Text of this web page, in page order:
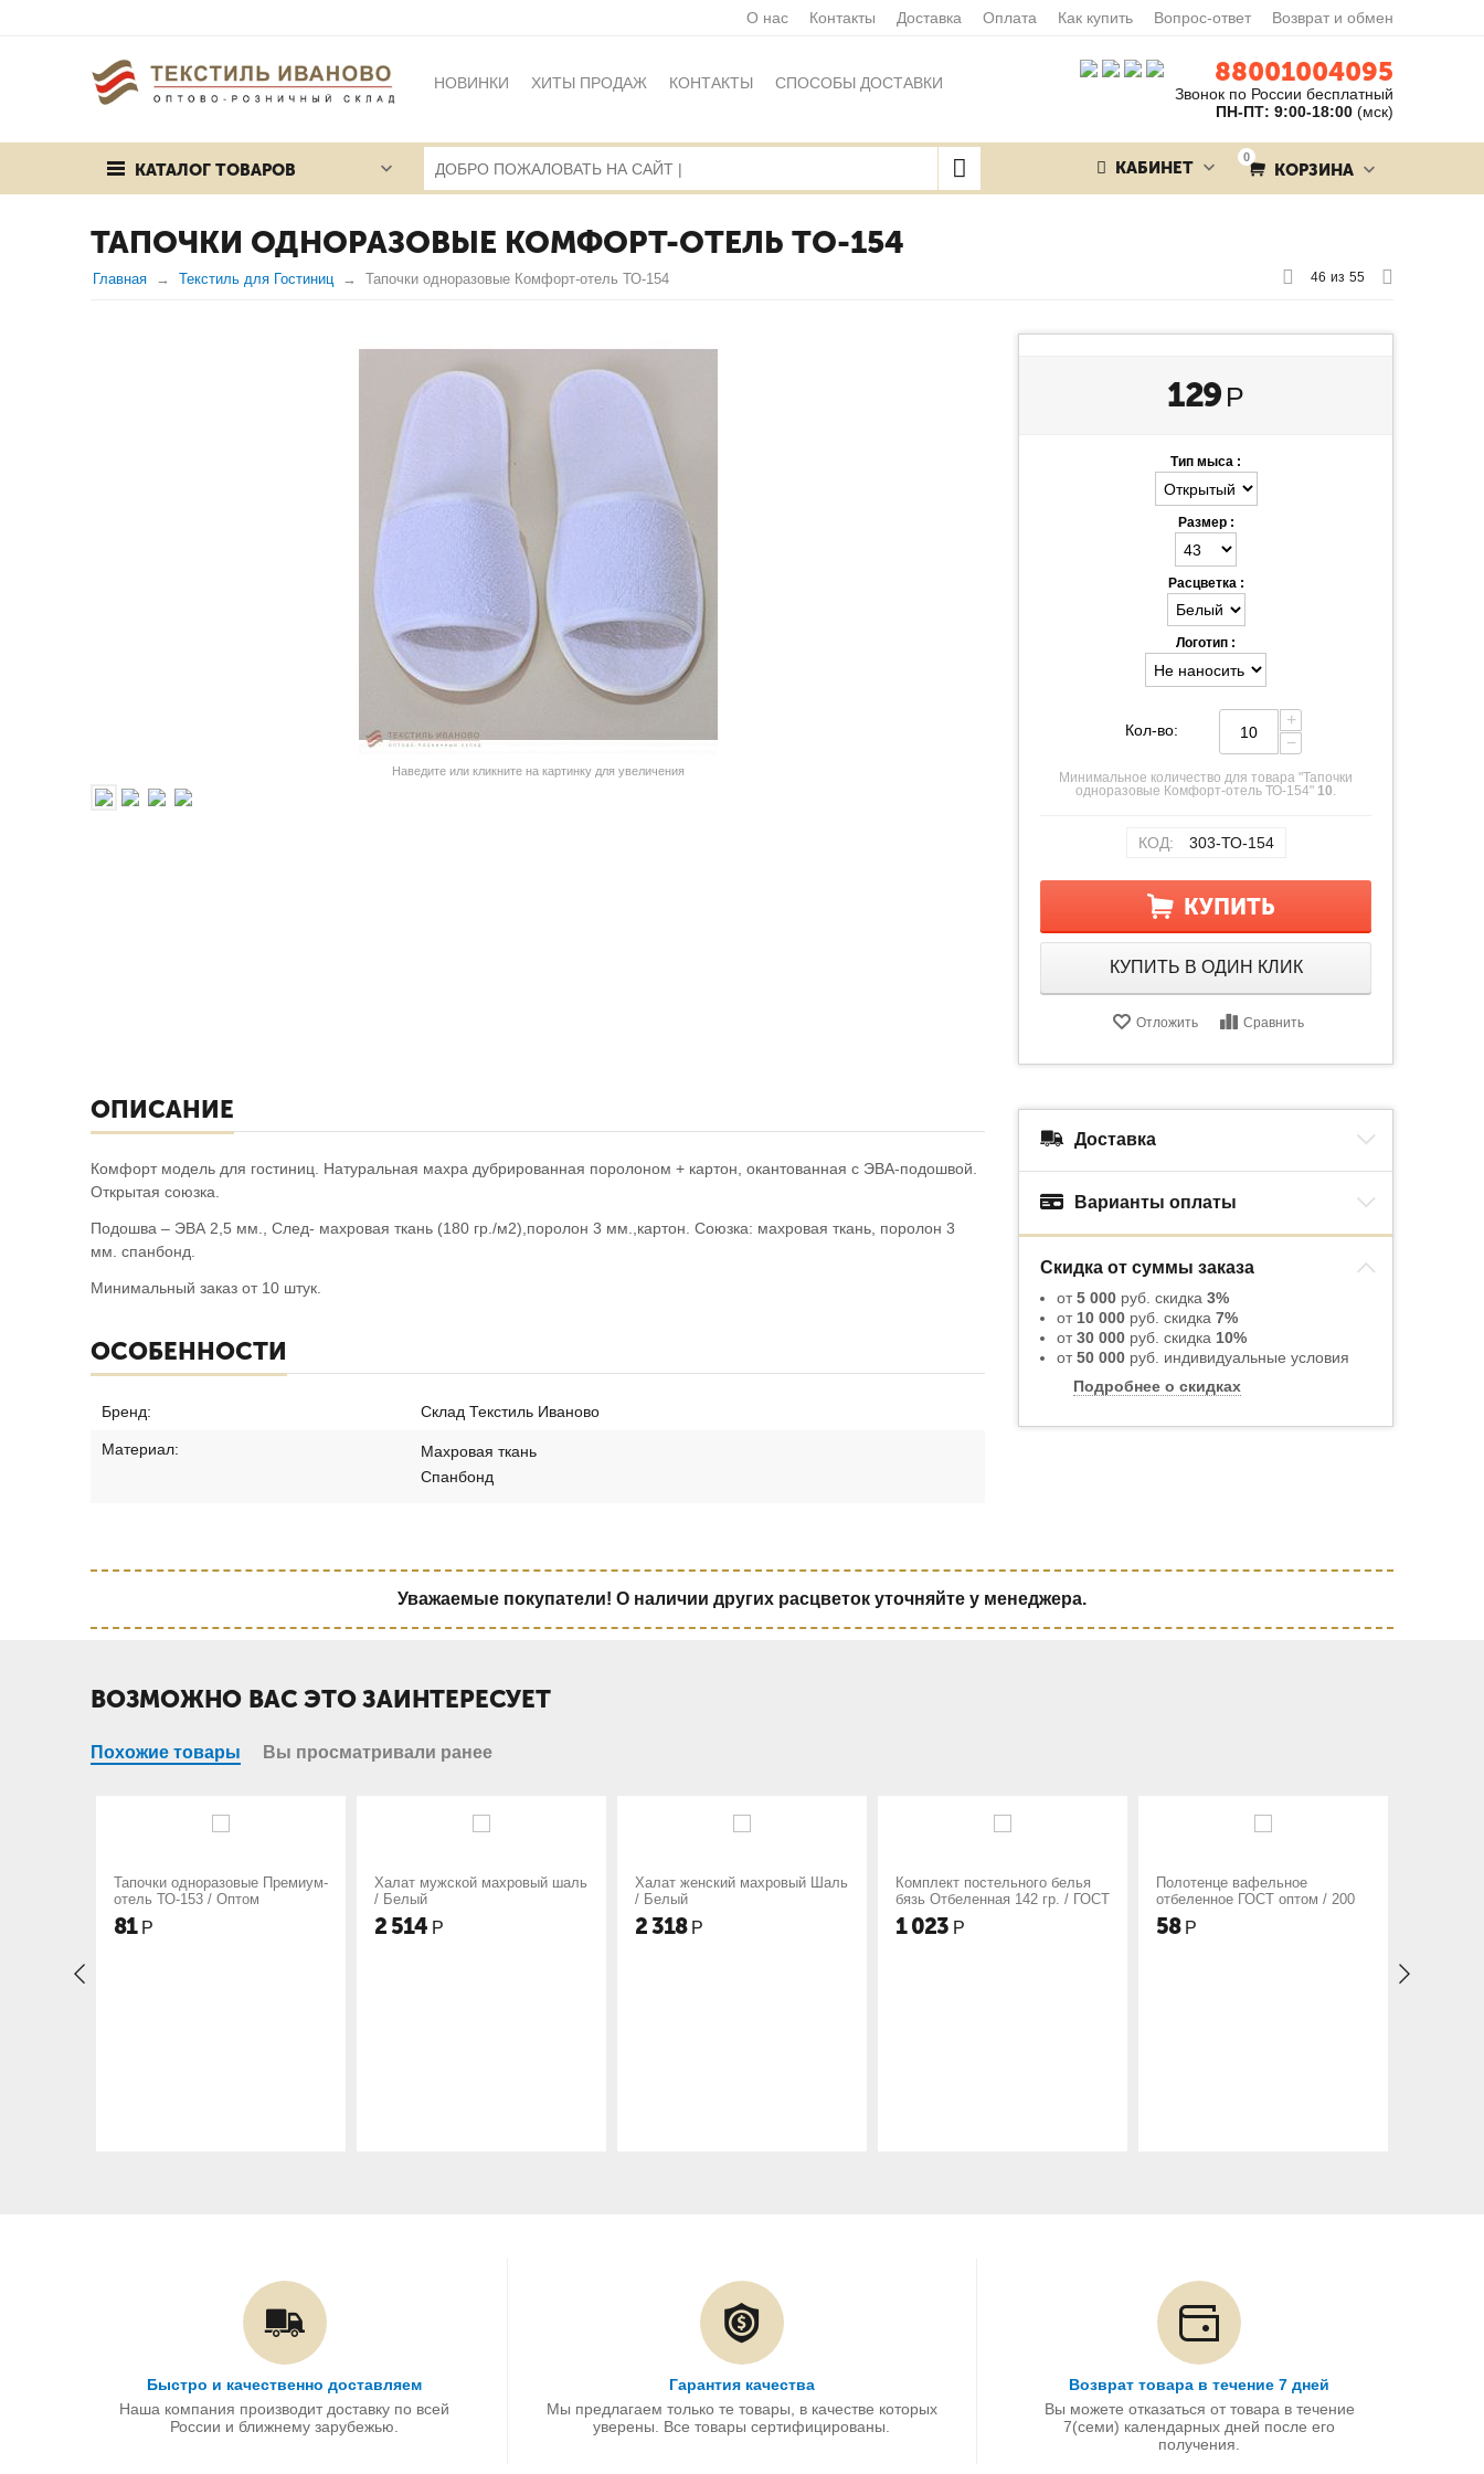
О нас Контакты Доставка Оплата Как купить Вопрос-ответ Возврат и обмен
НОВИНКИ ХИТЫ ПРОДАЖ КОНТАКТЫ СПОСОБЫ ДОСТАВКИ
ПУБЛИЧНАЯ ОФЕРТА КАРТА САЙТА
88001004095
Звонок по России бесплатный
ПН-ПТ: 9:00-18:00 (мск)
КАТАЛОГ ТОВАРОВ
0
КОРЗИНА
КАБИНЕТ
ТАПОЧКИ ОДНОРАЗОВЫЕ КОМФОРТ-ОТЕЛЬ ТО-154
Главная Текстиль для Гостиниц Тапочки одноразовые Комфорт-отель ТО-154 46 из 55
Наведите или кликните на картинку для увеличения
129 Р
Тип мыса :
Размер :
Расцветка :
Логотип :
Кол-во:
+
−
Минимальное количество для товара "Тапочки
одноразовые Комфорт-отель ТО-154" 10.
КОД: 303-ТО-154
КУПИТЬ
КУПИТЬ В ОДИН КЛИК
Отложить Сравнить
ОПИСАНИЕ
Комфорт модель для гостиниц. Натуральная махра дубрированная поролоном + картон, окантованная с ЭВА-подошвой.
Открытая союзка.
Подошва – ЭВА 2,5 мм., След- махровая ткань (180 гр./м2),поролон 3 мм.,картон. Союзка: махровая ткань, поролон 3
мм. спанбонд.
Минимальный заказ от 10 штук.
ОСОБЕННОСТИ
Бренд: Склад Текстиль Иваново
Материал:
Махровая ткань
Спанбонд
Доставка
Варианты оплаты
Скидка от суммы заказа
от5 000 руб. скидка 3%
от 10 000 руб. скидка 7%
от30 000 руб. скидка 10%
от50 000 руб. индивидуальные условия
Подробнее о скидках
Уважаемые покупатели! О наличии других расцветок уточняйте у менеджера.
ВОЗМОЖНО ВАС ЭТО ЗАИНТЕРЕСУЕТ
Похожие товары Вы просматривали ранее
Премиум-
Халат мужской махровый шаль
/ Белый
Халат женский махровый Шаль
Комплект постельного белья
бязь Отбеленная 142 гр. / ГОСТ
Полотенце вафельное
отбеленное ГОСТ оптом / 200
Полотенце коврик Ножки
Махровый Белый
Быстро и качественно доставляем
Наша компания производит доставку по всей
России и ближнему зарубежью.
Гарантия качества
Мы предлагаем только те товары, в качестве которых
уверены. Все товары сертифицированы.
Возврат товара в течение 7 дней
Вы можете отказаться от товара в течение
7(семи) календарных дней после его
получения.